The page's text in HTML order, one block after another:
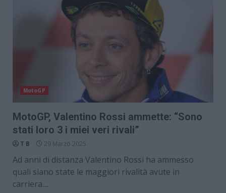
MotoGP
MotoGP, Valentino Rossi ammette: “Sono
stati loro 3 i miei veri rivali”
T B 29 Marzo 2025
Ad anni di distanza Valentino Rossi ha ammesso
quali siano state le maggiori rivalità avute in
carriera....